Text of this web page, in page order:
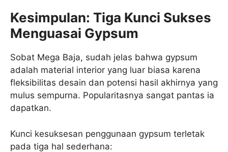
Kesimpulan: Tiga Kunci Sukses
Menguasai Gypsum
Sobat Mega Baja, sudah jelas bahwa gypsum
adalah material interior yang luar biasa karena
fleksibilitas desain dan potensi hasil akhirnya yang
mulus sempurna. Popularitasnya sangat pantas ia
dapatkan.
Kunci kesuksesan penggunaan gypsum terletak
pada tiga hal sederhana: